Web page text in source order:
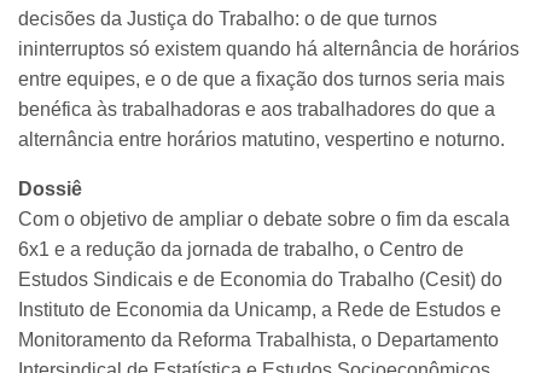
decisões da Justiça do Trabalho: o de que turnos
ininterruptos só existem quando há alternância de horários
entre equipes, e o de que a fixação dos turnos seria mais
benéfica às trabalhadoras e aos trabalhadores do que a
alternância entre horários matutino, vespertino e noturno.
Dossiê
Com o objetivo de ampliar o debate sobre o fim da escala
6x1 e a redução da jornada de trabalho, o Centro de
Estudos Sindicais e de Economia do Trabalho (Cesit) do
Instituto de Economia da Unicamp, a Rede de Estudos e
Monitoramento da Reforma Trabalhista, o Departamento